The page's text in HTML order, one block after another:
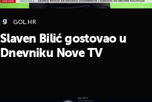
GOL.HR
Slaven Bilić gostovao u
Dnevniku Nove TV